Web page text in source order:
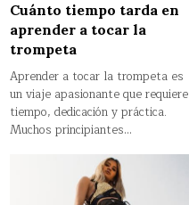
Cuánto tiempo tarda en
aprender a tocar la
trompeta
Aprender a tocar la trompeta es
un viaje apasionante que requiere
tiempo, dedicación y práctica.
Muchos principiantes…